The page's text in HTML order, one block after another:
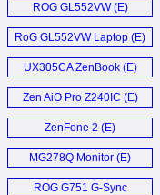
ROG GL552VW (E)
RoG GL552VW Laptop (E)
UX305CA ZenBook (E)
Zen AiO Pro Z240IC (E)
ZenFone 2 (E)
MG278Q Monitor (E)
ROG G751 G-Sync